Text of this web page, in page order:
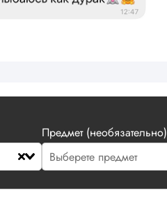
Предмет (необязательно)